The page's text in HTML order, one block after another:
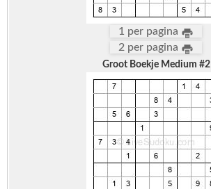
1 per pagina
2 per pagina
Groot Boekje Medium #2